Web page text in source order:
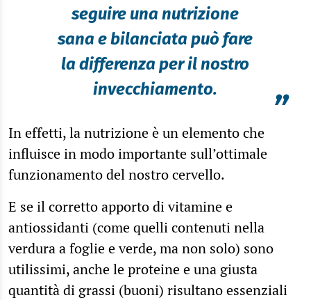
seguire una nutrizione
sana e bilanciata può fare
la differenza per il nostro
invecchiamento.
”
In effetti, la nutrizione è un elemento che
influisce in modo importante sull’ottimale
funzionamento del nostro cervello.
E se il corretto apporto di vitamine e
antiossidanti (come quelli contenuti nella
verdura a foglie e verde, ma non solo) sono
utilissimi, anche le proteine e una giusta
quantità di grassi (buoni) risultano essenziali